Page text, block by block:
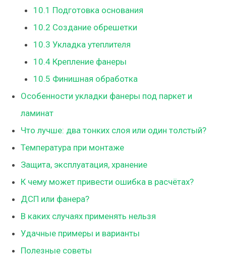
10.1 Подготовка основания
10.2 Создание обрешетки
10.3 Укладка утеплителя
10.4 Крепление фанеры
10.5 Финишная обработка
Особенности укладки фанеры под паркет и
ламинат
Что лучше: два тонких слоя или один толстый?
Температура при монтаже
Защита, эксплуатация, хранение
К чему может привести ошибка в расчётах?
ДСП или фанера?
В каких случаях применять нельзя
Удачные примеры и варианты
Полезные советы